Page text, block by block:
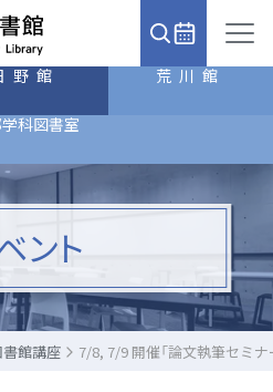
野館 荒川館
科図書室
ント
館講座 7/8, 7/9 開催「論文執筆セミ